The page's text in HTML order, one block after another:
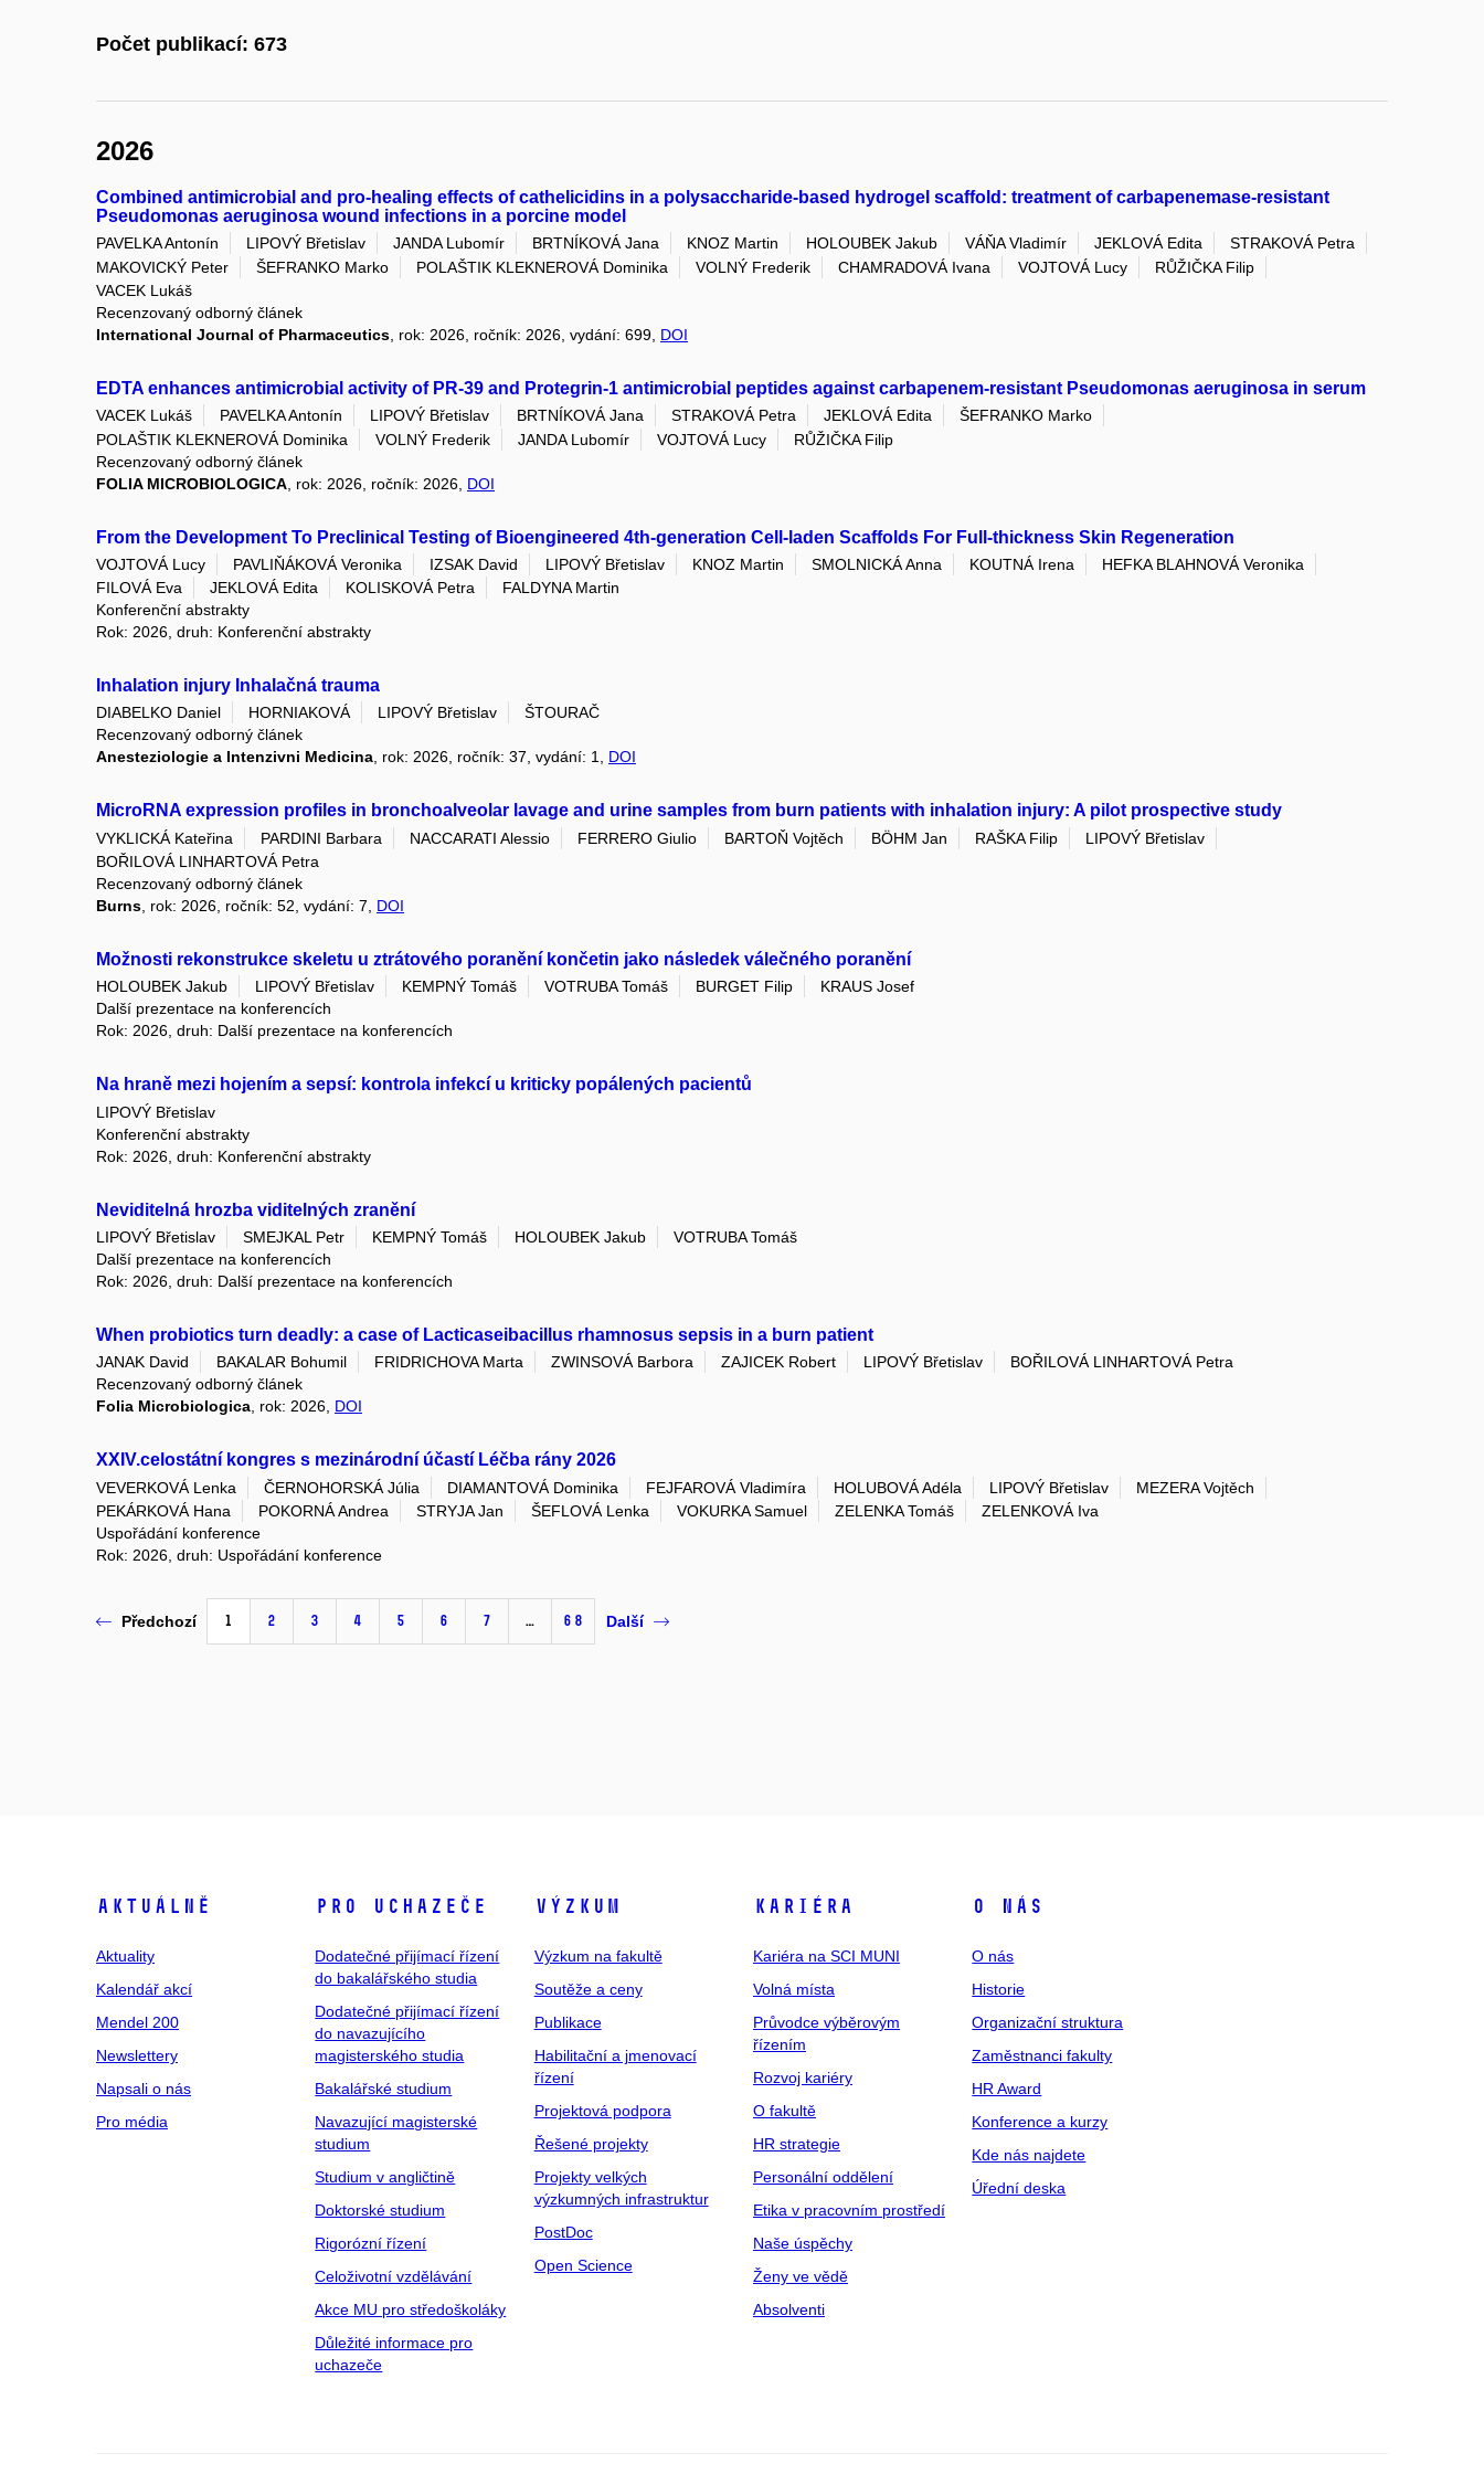
Počet publikací: 673
2026
Combined antimicrobial and pro-healing effects of cathelicidins in a polysaccharide-based hydrogel scaffold: treatment of carbapenemase-resistant
Pseudomonas aeruginosa wound infections in a porcine model
PAVELKA Antonín LIPOVÝ Břetislav JANDA Lubomír BRTNÍKOVÁ Jana KNOZ Martin HOLOUBEK Jakub VÁŇA Vladimír JEKLOVÁ Edita
STRAKOVÁ Petra
MAKOVICKÝ Peter
ŠEFRANKO Marko POLAŠTIK KLEKNEROVÁ Dominika VOLNÝ Frederik CHAMRADOVÁ Ivana VOJTOVÁ Lucy
RŮŽIČKA Filip
VACEK Lukáš
Recenzovaný odborný článek
International Journal of Pharmaceutics , rok: 2026, ročník: 2026, vydání: 699, DOI
EDTA enhances antimicrobial activity of PR-39 and Protegrin-1 antimicrobial peptides against carbapenem-resistant Pseudomonas aeruginosa in serum
VACEK Lukáš PAVELKA Antonín LIPOVÝ Břetislav BRTNÍKOVÁ Jana STRAKOVÁ Petra JEKLOVÁ Edita
ŠEFRANKO Marko
POLAŠTIK KLEKNEROVÁ Dominika
VOLNÝ Frederik JANDA Lubomír VOJTOVÁ Lucy
RŮŽIČKA Filip
Recenzovaný odborný článek
FOLIA MICROBIOLOGICA , rok: 2026, ročník: 2026, DOI
From the Development To Preclinical Testing of Bioengineered 4th-generation Cell-laden Scaffolds For Full-thickness Skin Regeneration
VOJTOVÁ Lucy PAVLIŇÁKOVÁ Veronika IZSAK David LIPOVÝ Břetislav KNOZ Martin SMOLNICKÁ Anna KOUTNÁ Irena
HEFKA BLAHNOVÁ Veronika
FILOVÁ Eva
JEKLOVÁ Edita KOLISKOVÁ Petra
FALDYNA Martin
Konferenční abstrakty
Rok: 2026, druh: Konferenční abstrakty
Inhalation injury Inhalačná trauma
DIABELKO Daniel HORNIAKOVÁ LIPOVÝ Břetislav
ŠTOURAČ
Recenzovaný odborný článek
Anesteziologie a Intenzivni Medicina, rok: 2026, ročník: 37, vydání: 1, DOI
MicroRNA expression profiles in bronchoalveolar lavage and urine samples from burn patients with inhalation injury: A pilot prospective study
VYKLICKÁ Kateřina PARDINI Barbara NACCARATI Alessio FERRERO Giulio BARTOŇ Vojtěch BÖHM Jan RAŠKA Filip
LIPOVÝ Břetislav
BOŘILOVÁ LINHARTOVÁ Petra
Recenzovaný odborný článek
Burns , rok: 2026, ročník: 52, vydání: 7, DOI
Možnosti rekonstrukce skeletu u ztrátového poranění končetin jako následek válečného poranění
HOLOUBEK Jakub LIPOVÝ Břetislav KEMPNÝ Tomáš VOTRUBA Tomáš BURGET Filip
KRAUS Josef
Další prezentace na konferencích
Rok: 2026, druh: Další prezentace na konferencích
Na hraně mezi hojením a sepsí: kontrola infekcí u kriticky popálených pacientů
LIPOVÝ Břetislav
Konferenční abstrakty
Rok: 2026, druh: Konferenční abstrakty
Neviditelná hrozba viditelných zranění
LIPOVÝ Břetislav SMEJKAL Petr KEMPNÝ Tomáš HOLOUBEK Jakub
VOTRUBA Tomáš
Další prezentace na konferencích
Rok: 2026, druh: Další prezentace na konferencích
When probiotics turn deadly: a case of Lacticaseibacillus rhamnosus sepsis in a burn patient
JANAK David BAKALAR Bohumil FRIDRICHOVA Marta ZWINSOVÁ Barbora ZAJICEK Robert LIPOVÝ Břetislav
BOŘILOVÁ LINHARTOVÁ Petra
Recenzovaný odborný článek
Folia Microbiologica, rok: 2026, DOI
XXIV.celostátní kongres s mezinárodní účastí Léčba rány 2026
VEVERKOVÁ Lenka ČERNOHORSKÁ Júlia DIAMANTOVÁ Dominika FEJFAROVÁ Vladimíra HOLUBOVÁ Adéla LIPOVÝ Břetislav
MEZERA Vojtěch
PEKÁRKOVÁ Hana
POKORNÁ Andrea STRYJA Jan ŠEFLOVÁ Lenka VOKURKA Samuel ZELENKA Tomáš
ZELENKOVÁ Iva
Uspořádání konference
Rok: 2026, druh: Uspořádání konference
Předchozí 1 2 3 4 5 6 7 … 68 Další
Aktuálně
Aktuality
Kalendář akcí
Mendel 200
Newslettery
Napsali o nás
Pro média
Pro uchazeče
Dodatečné přijímací řízení
do bakalářského studia
Dodatečné přijímací řízení
do navazujícího
magisterského studia
Bakalářské studium
Navazující magisterské
studium
Studium v angličtině
Doktorské studium
Rigorózní řízení
Celoživotní vzdělávání
Akce MU pro středoškoláky
Důležité informace pro
uchazeče
Výzkum
Výzkum na fakultě
Soutěže a ceny
Publikace
Habilitační a jmenovací
řízení
Projektová podpora
Řešené projekty
Projekty velkých
výzkumných infrastruktur
PostDoc
Open Science
Kariéra
Kariéra na SCI MUNI
Volná místa
Průvodce výběrovým
řízením
Rozvoj kariéry
O fakultě
HR strategie
Personální oddělení
Etika v pracovním prostředí
Naše úspěchy
Ženy ve vědě
Absolventi
O nás
O nás
Historie
Organizační struktura
Zaměstnanci fakulty
HR Award
Konference a kurzy
Kde nás najdete
Úřední deska